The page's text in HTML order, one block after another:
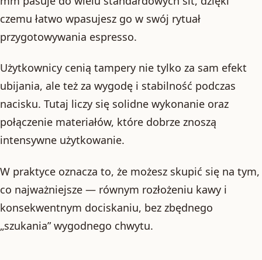
czemu łatwo wpasujesz go w swój rytuał
przygotowywania espresso.
Użytkownicy cenią tampery nie tylko za sam efekt
ubijania, ale też za wygodę i stabilność podczas
nacisku. Tutaj liczy się solidne wykonanie oraz
połączenie materiałów, które dobrze znoszą
intensywne użytkowanie.
W praktyce oznacza to, że możesz skupić się na tym,
co najważniejsze — równym rozłożeniu kawy i
konsekwentnym dociskaniu, bez zbędnego
„szukania” wygodnego chwytu.